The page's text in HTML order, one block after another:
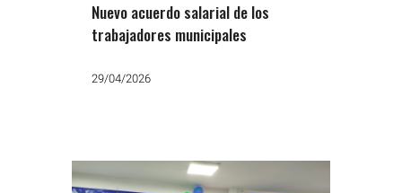
Nuevo acuerdo salarial de los
trabajadores municipales
29/04/2026